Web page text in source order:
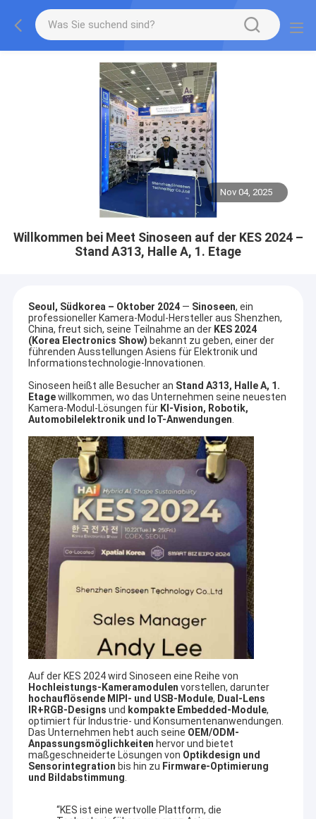
Nov 04, 2025
Willkommen bei Meet Sinoseen auf der KES 2024 –
Stand A313, Halle A, 1. Etage
Seoul, Südkorea – Oktober 2024— Sinoseen, ein
professioneller Kamera-Modul-Hersteller aus Shenzhen,
China, freut sich, seine Teilnahme an der KES 2024
(Korea Electronics Show) bekannt zu geben, einer der
führenden Ausstellungen Asiens für Elektronik und
Informationstechnologie-Innovationen.
Sinoseen heißt alle Besucher an Stand A313, Halle A, 1.
Etagewillkommen, wo das Unternehmen seine neuesten
Kamera-Modul-Lösungen für KI-Vision, Robotik,
Automobilelektronik und IoT-Anwendungen.
Auf der KES 2024 wird Sinoseen eine Reihe von
Hochleistungs-Kameramodulen vorstellen, darunter
hochauflösende MIPI- und USB-Module, Dual-Lens
IR+RGB-Designs und kompakte Embedded-Module,
optimiert für Industrie- und Konsumentenanwendungen.
Das Unternehmen hebt auch seine OEM/ODM-
Anpassungsmöglichkeiten hervor und bietet
maßgeschneiderte Lösungen von Optikdesign und
Sensorintegration bis hin zu Firmware-Optimierung
und Bildabstimmung
“KES ist eine wertvolle Plattform, die